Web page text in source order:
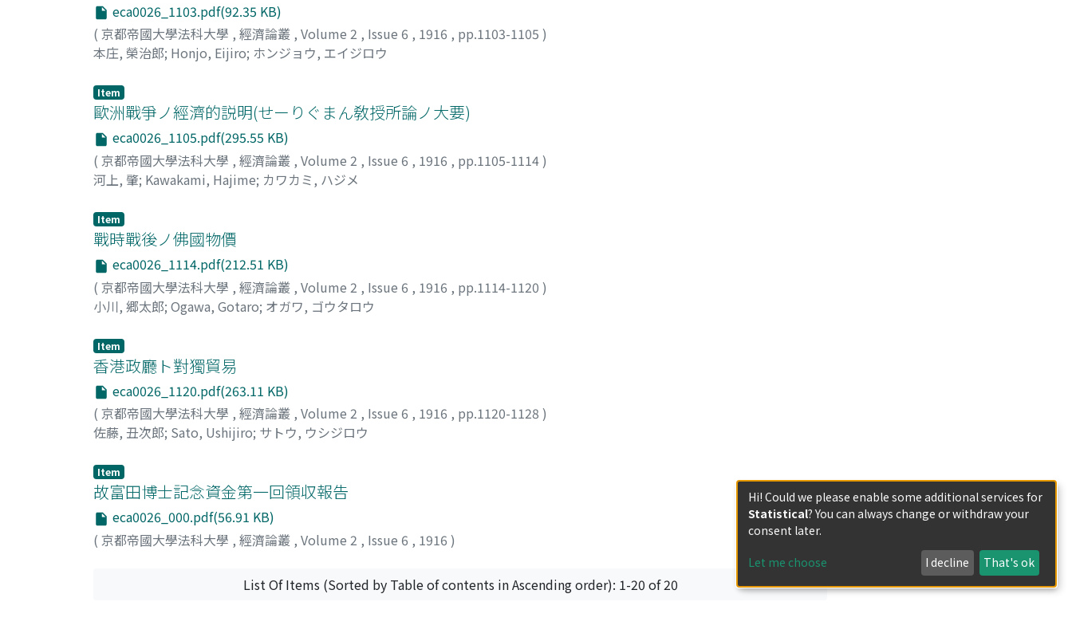
eca0026_1103.pdf(92.35 KB)
( 京都帝國大學法科大學 , 經濟論叢 , Volume 2 , Issue 6 , 1916 , pp.1103-1105 )
本庄, 榮治郎; Honjo, Eijiro; ホンジョウ, エイジロウ
Item
歐洲戰爭ノ經濟的説明(せーりぐまん敎授所論ノ大要)
eca0026_1105.pdf(295.55 KB)
( 京都帝國大學法科大學 , 經濟論叢 , Volume 2 , Issue 6 , 1916 , pp.1105-1114)
河上, 肇; Kawakami, Hajime; カワカミ, ハジメ
Item
戰時戰後ノ佛國物價
eca0026_1114.pdf(212.51 KB)
( 京都帝國大學法科大學 , 經濟論叢 , Volume 2 , Issue 6 , 1916 , pp.1114-1120 )
小川, 郷太郎; Ogawa, Gotaro; オガワ, ゴウタロウ
Item
香港政廳ト對獨貿易
eca0026_1120.pdf(263.11 KB)
( 京都帝國大學法科大學 , 經濟論叢 , Volume 2 , Issue 6 , 1916 , pp.1120-1128 )
佐藤, 丑次郎; Sato, Ushijiro; サトウ, ウシジロウ
Item
故富田博士記念資金第一回領収報告
eca0026_000.pdf(56.91 KB)
( 京都帝國大學法科大學 , 經濟論叢 , Volume 2 , Issue 6 , 1916 )
List Of Items (Sorted by Table of contents in Ascending order): 1-20 of 20
Hi! Could we please enable some additional services for
Statistical? You can always change or withdraw your
consent later.
Let me choose I decline That's ok